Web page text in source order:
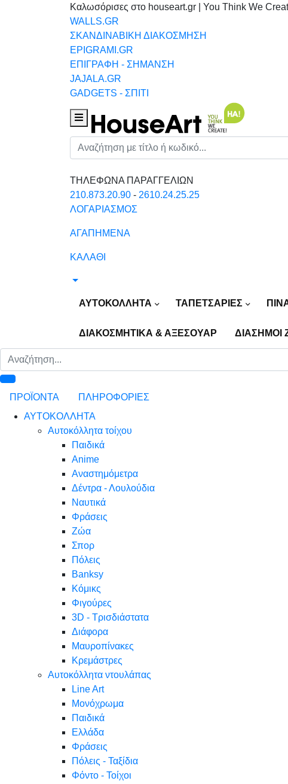
Καλωσόρισες στο houseart.gr | You Think We
WALLS.GR
ΣΚΑΝΔΙΝΑΒΙΚΗ ΔΙΑΚΟΣΜΗΣΗ
EPIGRAMI.GR
ΕΠΙΓΡΑΦΗ - ΣΗΜΑΝΣΗ
JAJALA.GR
GADGETS - ΣΠΙΤΙ
Houseart Menu
Αναζήτηση
ΤΗΛΕΦΩΝΑ ΠΑΡΑΓΓΕΛΙΩΝ
210.873.20.90 - 2610.24.25.25
ΛΟΓΑΡΙΑΣΜΟΣ
ΑΓΑΠΗΜΕΝΑ
ΚΑΛΑΘΙ
ΑΥΤΟΚΟΛΛΗΤΑ ΤΑΠΕΤΣΑΡΙΕΣ
ΔΙΑΚΟΣΜΗΤΙΚΑ & ΑΞΕΣΟΥΑΡ ΔΙΑΣΗΜΟΙ
ΠΡΟΪΟΝΤΑ
ΠΛΗΡΟΦΟΡΙΕΣ
ΑΥΤΟΚΟΛΛΗΤΑ
Αυτοκόλλητα τοίχου
Παιδικά
Anime
Αναστημόμετρα
Δέντρα - Λουλούδια
Ναυτικά
Φράσεις
Ζώα
Σπορ
Πόλεις
Banksy
Κόμικς
Φιγούρες
3D - Τρισδιάστατα
Διάφορα
Μαυροπίνακες
Κρεμάστρες
Αυτοκόλλητα ντουλάπας
Line Art
Μονόχρωμα
Παιδικά
Ελλάδα
Φράσεις
Πόλεις - Ταξίδια
Φόντο - Τοίχοι